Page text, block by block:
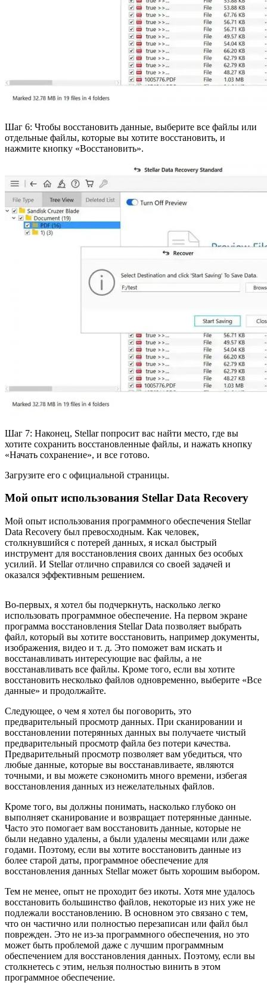
Шаг 6: Чтобы восстановить данные, выберите все файлы или
отдельные файлы, которые вы хотите восстановить, и
нажмите кнопку «Восстановить».
Шаг 7: Наконец, Stellar попросит вас найти место, где вы
хотите сохранить восстановленные файлы, и нажать кнопку
«Начать сохранение», и все готово.
Загрузите его с официальной страницы.
Мой опыт использования Stellar Data Recovery
Мой опыт использования программного обеспечения Stellar
Data Recovery был превосходным. Как человек,
столкнувшийся с потерей данных, я искал быстрый
инструмент для восстановления своих данных без особых
усилий. И Stellar отлично справился со своей задачей и
оказался эффективным решением.
Во-первых, я хотел бы подчеркнуть, насколько легко
использовать программное обеспечение. На первом экране
программа восстановления Stellar Data позволяет выбрать
файл, который вы хотите восстановить, например документы,
изображения, видео и т. д. Это поможет вам искать и
восстанавливать интересующие вас файлы, а не
восстанавливать все файлы. Кроме того, если вы хотите
восстановить несколько файлов одновременно, выберите «Все
данные» и продолжайте.
Следующее, о чем я хотел бы поговорить, это
предварительный просмотр данных. При сканировании и
восстановлении потерянных данных вы получаете чистый
предварительный просмотр файла без потери качества.
Предварительный просмотр позволяет вам убедиться, что
любые данные, которые вы восстанавливаете, являются
точными, и вы можете сэкономить много времени, избегая
восстановления данных из нежелательных файлов.
Кроме того, вы должны понимать, насколько глубоко он
выполняет сканирование и возвращает потерянные данные.
Часто это помогает вам восстановить данные, которые не
были недавно удалены, а были удалены месяцами или даже
годами. Поэтому, если вы хотите восстановить данные из
более старой даты, программное обеспечение для
восстановления данных Stellar может быть хорошим выбором.
Тем не менее, опыт не проходит без икоты. Хотя мне удалось
восстановить большинство файлов, некоторые из них уже не
подлежали восстановлению. В основном это связано с тем,
что он частично или полностью перезаписан или файл был
поврежден. Это не из-за программного обеспечения, но это
может быть проблемой даже с лучшим программным
обеспечением для восстановления данных. Поэтому, если вы
столкнетесь с этим, нельзя полностью винить в этом
программное обеспечение.